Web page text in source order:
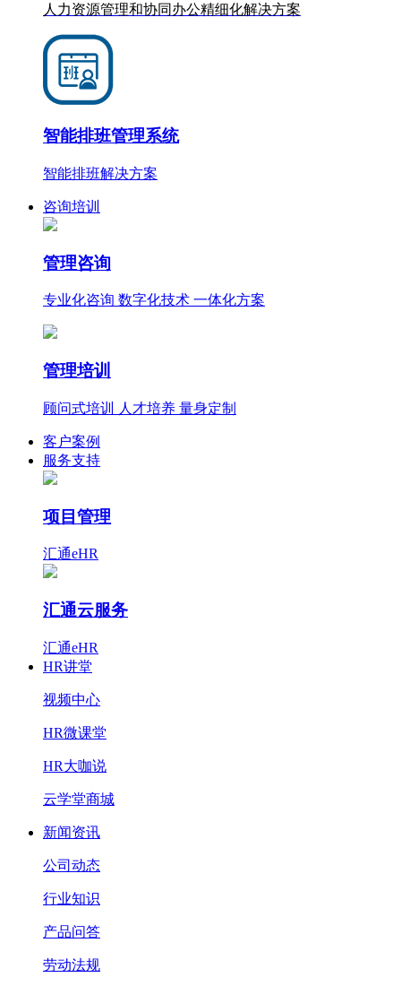
人力资源管理和协同办公精细化解决方案
智能排班管理系统
智能排班解决方案
咨询培训
管理咨询
专业化咨询 数字化技术 一体化方案
管理培训
顾问式培训 人才培养 量身定制
客户案例
服务支持
项目管理
汇通eHR
汇通云服务
汇通eHR
HR讲堂
视频中心
HR微课堂
HR大咖说
云学堂商城
新闻资讯
公司动态
行业知识
产品问答
劳动法规